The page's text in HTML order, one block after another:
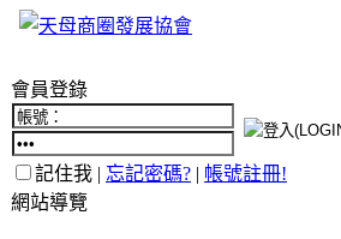
會員登錄
記住我 | 忘記密碼? | 帳號註冊!
網站導覽